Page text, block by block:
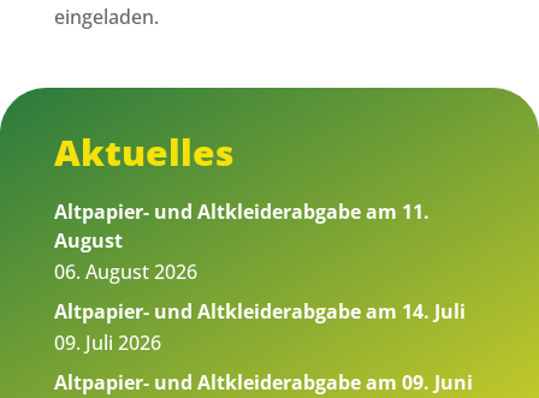
eingeladen.
Aktuelles
Altpapier- und Altkleiderabgabe am 11.
August
06. August 2026
Altpapier- und Altkleiderabgabe am 14. Juli
09. Juli 2026
Altpapier- und Altkleiderabgabe am 09. Juni